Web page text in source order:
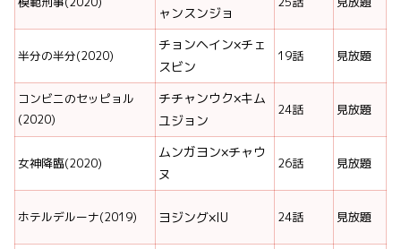
ャンスンジョ
半分の半分(2020)
チョンヘイン×チェ
スビン
19話 見放題
コンビニのセッピョル
(2020)
チチャンウク×キム
ユジョン
24話 見放題
女神降臨(2020)
ムンガヨン×チャウ
ヌ
26話 見放題
ホテルデルーナ(2019) ヨジング×IU 24話 見放題